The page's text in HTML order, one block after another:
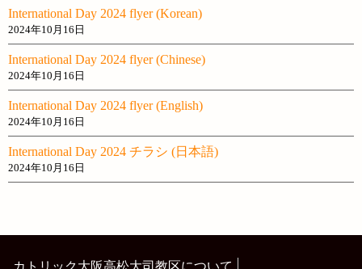
International Day 2024 flyer (Korean)
2024年10月16日
International Day 2024 flyer (Chinese)
2024年10月16日
International Day 2024 flyer (English)
2024年10月16日
International Day 2024 チラシ (日本語)
2024年10月16日
カトリック大阪高松大司教区について